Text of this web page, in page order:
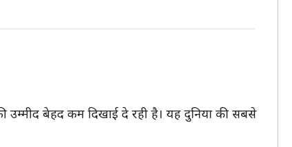
बेहद कम दिखाई दे रही है। यह दुनिया की सबसे